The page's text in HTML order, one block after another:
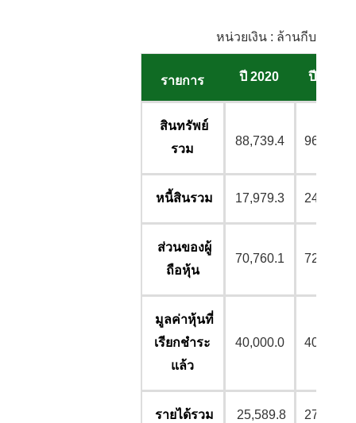
หน่วยเงิน : ล้านกีบ
รายการ ปี2020 ปี 2021
สินทรัพย์
รวม
88,739.4 96,930.0
หนี้สินรวม 17,979.3 24,778.3
ส่วนของผู้
ถือหุ้น
70,760.1 72,151.6
มูลค่าหุ้นที่
เรียกชำระ
แล้ว
40,000.0 40,000.0
รายได้รวม 25,589.8 27,451.2